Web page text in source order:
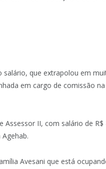
salário, que extrapolou em
em cargo de comissão
II, com salário de
Avesani que está